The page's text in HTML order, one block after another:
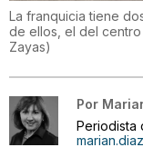
La franquicia tiene
de ellos, el del
Zayas)
Por
Periodista